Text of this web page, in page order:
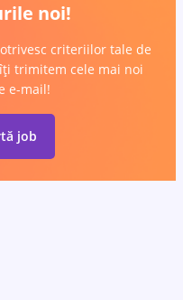
noi!
criteriilor tale de
trimitem cele mai noi
e-mail!
job